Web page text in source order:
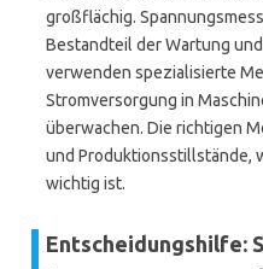
großflächig.
Bestandteil der Wartung
verwenden spezialisierte
Stromversorgung in
überwachen. Die richtigen
und Produktionsstillstände,
wichtig ist.
Entscheidungshilfe: